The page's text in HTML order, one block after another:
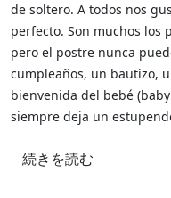
de soltero. A todos nos
perfecto. Son muchos los
pero el postre nunca
cumpleaños, un bautizo,
bienvenida del bebé
siempre deja un
続きを読む